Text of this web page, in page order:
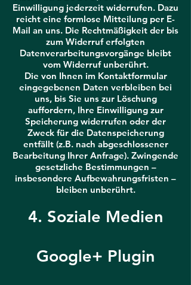
Einwilligung jederzeit widerrufen. Dazu
reicht eine formlose Mitteilung per E-
Mail an uns. Die Rechtmäßigkeit der bis
zum Widerruf erfolgten
Datenverarbeitungsvorgänge bleibt
vom Widerruf unberührt.
Die von Ihnen im Kontaktformular
eingegebenen Daten verbleiben bei
uns, bis Sie uns zur Löschung
auffordern, Ihre Einwilligung zur
Speicherung widerrufen oder der
Zweck für die Datenspeicherung
entfällt (z.B. nach abgeschlossener
Bearbeitung Ihrer Anfrage). Zwingende
gesetzliche Bestimmungen –
insbesondere Aufbewahrungsfristen –
bleiben unberührt.
4. Soziale Medien
Google+ Plugin